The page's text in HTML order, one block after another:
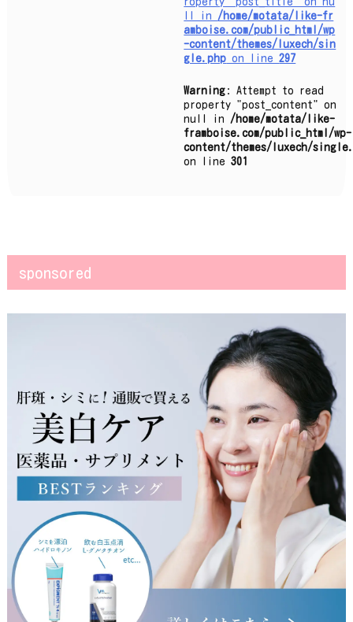
ll in /home/motata/like-fr
amboise.com/public_html/wp
-content/themes/luxech/sin
gle.php on line297
Warning : Attempt to read
property "post_content" on
null in /home/motata/like-
framboise.com/public_html/wp-
content/themes/luxech/
on line301
sponsored